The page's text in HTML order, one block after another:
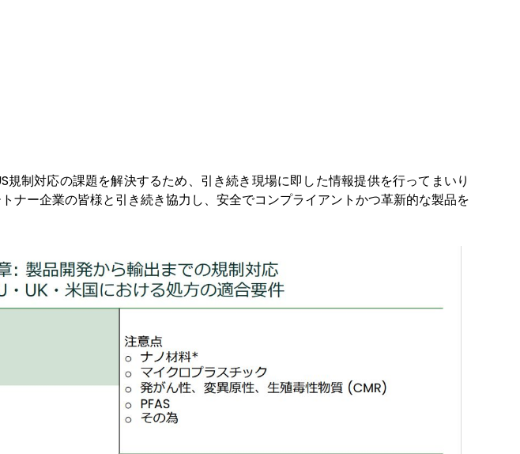
制対応の課題を解決するため、引き続き現場に即した情報提供を行ってまいり
ナー企業の皆様と引き続き協力し、安全でコンプライアントかつ革新的な製品を